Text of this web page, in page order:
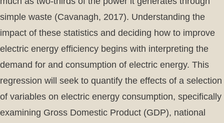
simple waste (Cavanagh, 2017). Understanding the
impact of these statistics and deciding how to improve
electric energy efficiency begins with interpreting the
demand for and consumption of electric energy. This
regression will seek to quantify the effects of a selection
of variables on electric energy consumption, specifically
examining Gross Domestic Product (GDP), national